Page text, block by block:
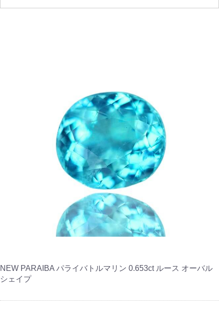
NEW PARAIBA パライバトルマリン 0.653ct ルース オーバル
シェイプ